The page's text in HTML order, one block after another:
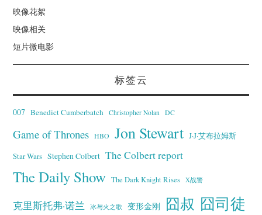
映像花絮
映像相关
短片微电影
标签云
007 Benedict Cumberbatch Christopher Nolan DC
Game of Thrones HBO Jon Stewart J·J·艾布拉姆斯
Star Wars Stephen Colbert The Colbert report
The Daily Show The Dark Knight Rises X战警
克里斯托弗·诺兰 冰与火之歌 变形金刚 囧叔 囧司徒